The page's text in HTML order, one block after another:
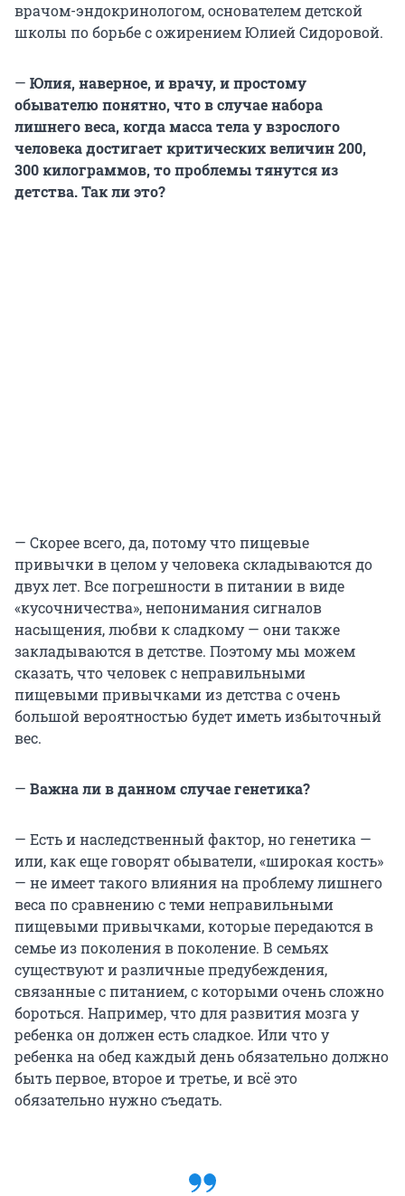
врачом-эндокринологом, основателем детской
школы по борьбе с ожирением Юлией Сидоровой.
— Юлия, наверное, и врачу, и простому
обывателю понятно, что в случае набора
лишнего веса, когда масса тела у взрослого
человека достигает критических величин 200,
300 килограммов, то проблемы тянутся из
детства.Так ли это?
— Скорее всего, да, потому что пищевые
привычки в целом у человека складываются до
двух лет. Все погрешности в питании в виде
«кусочничества», непонимания сигналов
насыщения, любви к сладкому — они также
закладываются в детстве. Поэтому мы можем
сказать, что человек с неправильными
пищевыми привычками из детства с очень
большой вероятностью будет иметь избыточный
вес.
— Важна ли в данном случае генетика?
— Есть и наследственный фактор, но генетика —
или, как еще говорят обыватели, «широкая кость»
— не имеет такого влияния на проблему лишнего
веса по сравнению с теми неправильными
пищевыми привычками, которые передаются в
семье из поколения в поколение. В семьях
существуют и различные предубеждения,
связанные с питанием, с которыми очень сложно
бороться. Например, что для развития мозга у
ребенка он должен есть сладкое. Или что у
ребенка на обед каждый день обязательно должно
быть первое, второе и третье, и всё это
обязательно нужно съедать.